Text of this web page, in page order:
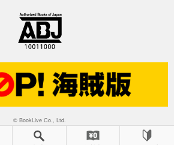
© BookLive Co., Ltd.